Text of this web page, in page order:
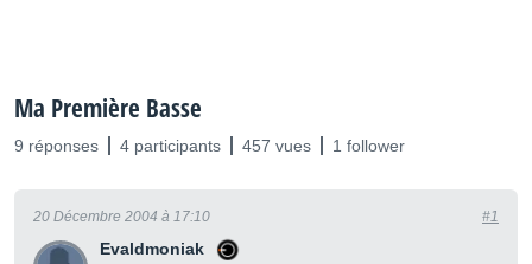
Ma Première Basse
9 réponses 4 participants 457 vues 1 follower
Evaldmoniak
20 Décembre 2004 à 17:10 #1